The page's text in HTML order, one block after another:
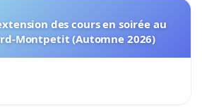
des cours en soirée au
Montpetit (Automne 2026)